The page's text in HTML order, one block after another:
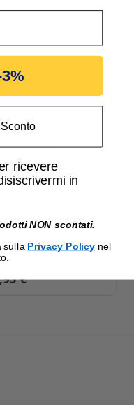
schermato 4x0.50
antifiamma
€
ricevere
in
NON scontati.
sulla Privacy Policy nel